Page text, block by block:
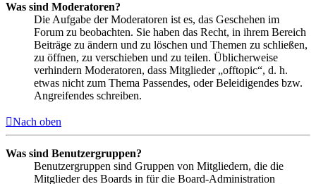
Was sind Moderatoren?
Die Aufgabe der Moderatoren ist es, das Geschehen im
Forum zu beobachten. Sie haben das Recht, in ihrem Bereich
Beiträge zu ändern und zu löschen und Themen zu schließen,
zu öffnen, zu verschieben und zu teilen. Üblicherweise
verhindern Moderatoren, dass Mitglieder „offtopic“, d. h.
etwas nicht zum Thema Passendes, oder Beleidigendes bzw.
Angreifendes schreiben.
Nach oben
Was sind Benutzergruppen?
Benutzergruppen sind Gruppen von Mitgliedern, die die
Mitglieder des Boards in für die Board-Administration